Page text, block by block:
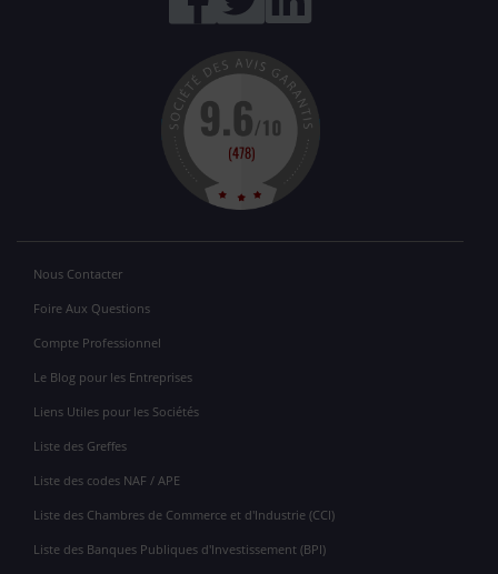
Nous Contacter
Foire Aux Questions
Compte Professionnel
Le Blog pour les Entreprises
Liens Utiles pour les Sociétés
Liste des Greffes
Liste des codes NAF / APE
Liste des Chambres de Commerce et d'Industrie (CCI)
Liste des Banques Publiques d'Investissement (BPI)